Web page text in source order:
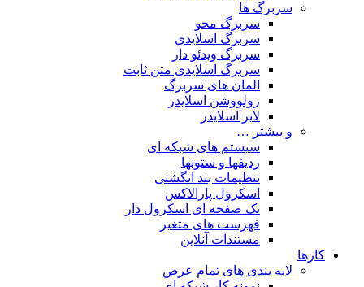
سربرگ ها
سربرگ محو
سربرگ اسلایدی
سربرگ ویدئو دار
سربرگ اسلایدی متن ثابت
المان های سربرگ
رولووشن اسلایدر
لایر اسلایدر
و بیشتر …
سیستم های شبکه ای
ردیفها و ستونها
تنظیمات بند انگشتی
اسکرول پارالاکس
تک صفحه ای اسکرول دار
فهرست های متغیر
مستندات آنلاین
کارها
لایه بندی های تمام عرض